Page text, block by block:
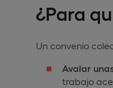
¿Para
Un convenio
Avalar
trabajo